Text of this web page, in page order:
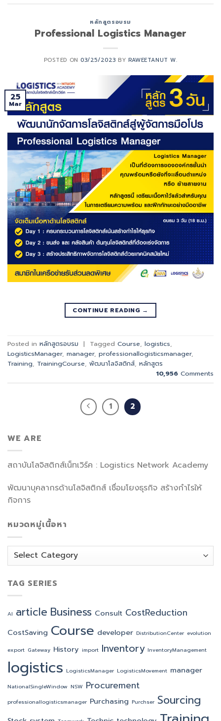
หลักสูตรอบรม
Professional Logistics Manager
POSTED ON03/25/2023 BYRAWEETANUT W.
25
Mar
CONTINUE READING →
Posted in หลักสูตรอบรม | Tagged Course, logistics,
LogisticsManager, manager, professionallogisticsmanager,
Training, TrainingCourse, พัฒนาโลจิสติกส์, หลักสูตร
10,956 Comments
1 2
WE ARE
สถาบันโลจิสติกส์เน็ทเวิร์ค : Logistics Network Academy
พัฒนาบุคลากรด้านโลจิสติกส์ เชื่อมโยงธุรกิจ สร้างกำไรให้
กิจการ
หมวดหมู่เนื้อหา
หมวด
TAG SERIES
AI article Business Consult CostReduction
CostSaving Course developer DistributionCenter evolution
export Gateway History import Inventory InventoryManagement
logistics LogisticsManager LogisticsMovement manager
NationalSingleWindow NSW Procurement
professionallogisticsmanager Purchasing Purchser Sourcing